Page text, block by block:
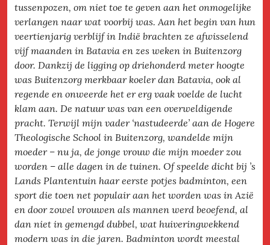
tussenpozen, om niet toe te geven aan het onmogelijke
verlangen naar wat voorbij was. Aan het begin van hun
veertienjarig verblijf in Indië brachten ze afwisselend
vijf maanden in Batavia en zes weken in Buitenzorg
door. Dankzij de ligging op driehonderd meter hoogte
was Buitenzorg merkbaar koeler dan Batavia, ook al
regende en onweerde het er erg vaak voelde de lucht
klam aan. De natuur was van een overweldigende
pracht. Terwijl mijn vader ‘nastudeerde’ aan de Hogere
Theologische School in Buitenzorg, wandelde mijn
moeder – nu ja, de jonge vrouw die mijn moeder zou
worden – alle dagen in de tuinen. Of speelde dicht bij ’s
Lands Plantentuin haar eerste potjes badminton, een
sport die toen net populair aan het worden was in Azië
en door zowel vrouwen als mannen werd beoefend, al
dan niet in gemengd dubbel, wat huiveringwekkend
modern was in die jaren. Badminton wordt meestal